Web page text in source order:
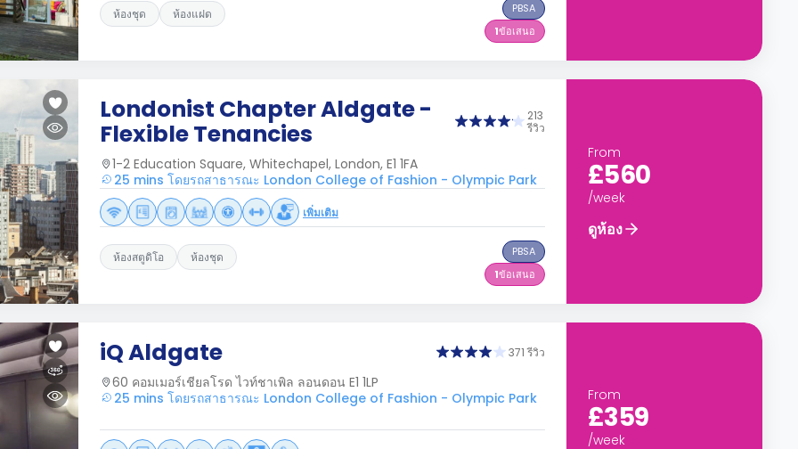
ห้องชุด ห้องแฝด
PBSA
1ข้อเสนอ
Londonist Chapter Aldgate -
Flexible Tenancies
213
รีวิว
1-2 Education Square, Whitechapel, London, E1 1FA
25 mins โดยรถสาธารณะ London College of Fashion - Olympic Park
เพิ่มเติม
ห้องสตูดิโอ ห้องชุด
PBSA
1ข้อเสนอ
From
£560
/week
ดูห้อง
iQ Aldgate 371 รีวิว
60 คอมเมอร์เชียลโรด ไวท์ชาเพิล ลอนดอน E1 1LP
25 mins โดยรถสาธารณะ London College of Fashion - Olympic Park
From
£359
/week